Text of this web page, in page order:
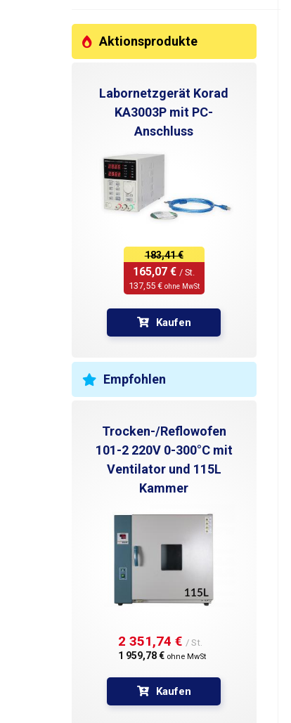
Aktionsprodukte
Labornetzgerät Korad
KA3003P mit PC-
Anschluss
183,41 €
165,07 € / St.
137,55 € ohne MwSt
Kaufen
Empfohlen
Trocken-/Reflowofen
101-2 220V 0-300°C mit
Ventilator und 115L
Kammer
2 351,74 € / St.
1 959,78 € ohne MwSt
Kaufen